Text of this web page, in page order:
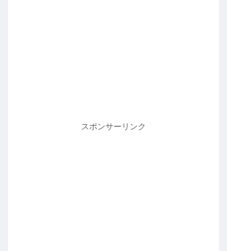
スポンサーリンク